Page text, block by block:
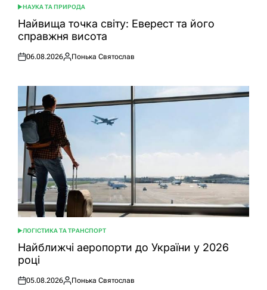
ОПУБЛІКУВАТИ
У
НАУКА ТА ПРИРОДА
Найвища точка світу: Еверест та його
справжня висота
Оприлюднено
06.08.2026
Опубліковано
Понька Святослав
ОПУБЛІКУВАТИ
У
ЛОГІСТИКА ТА ТРАНСПОРТ
Найближчі аеропорти до України у 2026
році
Оприлюднено
05.08.2026
Опубліковано
Понька Святослав